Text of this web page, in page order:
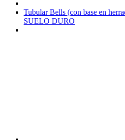
Tubular Bells (con base en
SUELO DURO